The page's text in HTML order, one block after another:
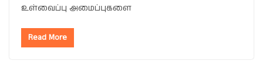
உள்வைப்பு அமைப்புகளை
Read More